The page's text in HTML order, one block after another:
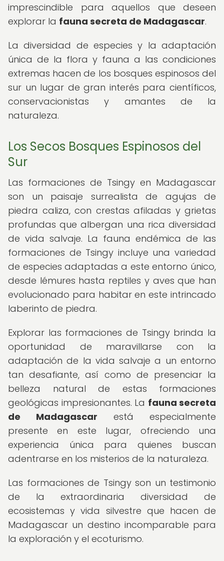
imprescindible para aquellos que deseen
explorar la fauna secreta de Madagascar.
La diversidad de especies y la adaptación
única de la flora y fauna a las condiciones
extremas hacen de los bosques espinosos del
sur un lugar de gran interés para científicos,
conservacionistas y amantes de la
naturaleza.
Los Secos Bosques Espinosos del
Sur
Las formaciones de Tsingy en Madagascar
son un paisaje surrealista de agujas de
piedra caliza, con crestas afiladas y grietas
profundas que albergan una rica diversidad
de vida salvaje. La fauna endémica de las
formaciones de Tsingy incluye una variedad
de especies adaptadas a este entorno único,
desde lémures hasta reptiles y aves que han
evolucionado para habitar en este intrincado
laberinto de piedra.
Explorar las formaciones de Tsingy brinda la
oportunidad de maravillarse con la
adaptación de la vida salvaje a un entorno
tan desafiante, así como de presenciar la
belleza natural de estas formaciones
geológicas impresionantes. La fauna secreta
de Madagascar está especialmente
presente en este lugar, ofreciendo una
experiencia única para quienes buscan
adentrarse en los misterios de la naturaleza.
Las formaciones de Tsingy son un testimonio
de la extraordinaria diversidad de
ecosistemas y vida silvestre que hacen de
Madagascar un destino incomparable para
la exploración y el ecoturismo.